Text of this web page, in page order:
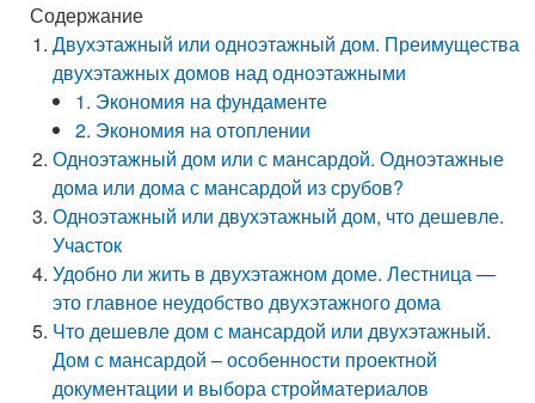
Содержание
Двухэтажный или одноэтажный дом. Преимущества
двухэтажных домов над одноэтажными
1. Экономия на фундаменте
2. Экономия на отоплении
Одноэтажный дом или с мансардой. Одноэтажные
дома или дома с мансардой из срубов?
Одноэтажный или двухэтажный дом, что дешевле.
Участок
Удобно ли жить в двухэтажном доме. Лестница —
это главное неудобство двухэтажного дома
Что дешевле дом с мансардой или двухэтажный.
Дом с мансардой – особенности проектной
документации и выбора стройматериалов